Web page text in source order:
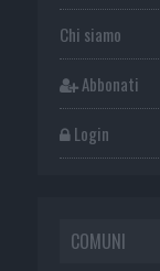
Chi siamo
Abbonati
Login
COMUNI